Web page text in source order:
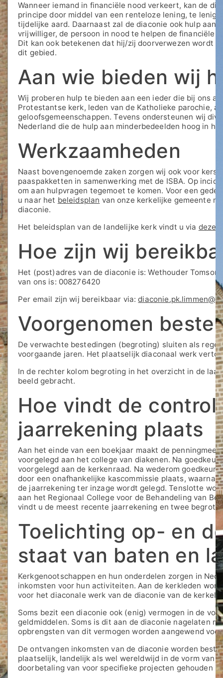
Wanneer iemand in financiële nood verkeert, kan de
principe door middel van een renteloze lening, te
tijdelijke aard. Daarnaast zal de diaconie ook hulp
vrijwilliger, de persoon in nood te helpen de financiële
Dit kan ook betekenen dat hij/zij doorverwezen wordt
dit gebied.
Aan wie bieden wij
Wij proberen hulp te bieden aan een ieder die bij ons
Protestantse kerk, leden van de Katholieke parochie,
geloofsgemeenschappen. Tevens ondersteunen wij
Nederland die de hulp aan minderbedeelden hoog in
Werkzaamheden
Naast bovengenoemde zaken zorgen wij ook voor
paaspakketten in samenwerking met de ISBA. Op
om aan hulpvragen tegemoet te komen. Voor een
u naar het beleidsplan van onze kerkelijke gemeente
diaconie.
Het beleidsplan van de landelijke kerk vindt u via deze
Hoe zijn wij
Het (post)adres van de diaconie is: Wethouder
van ons is: 008276420
Per email zijn wij bereikbaar via:
Voorgenomen
De verwachte bestedingen (begroting) sluiten als
voorgaande jaren. Het plaatselijk diaconaal werk
In de rechter kolom begroting in het overzicht in de
beeld gebracht.
Hoe vindt de
jaarrekening plaats
Aan het einde van een boekjaar maakt de
voorgelegd aan het college van diakenen. Na
voorgelegd aan de kerkenraad. Na wederom
door een onafhankelijke kascommissie plaats, waarna,
de jaarrekening ter inzage wordt gelegd. Tenslotte
aan het Regionaal College voor de Behandeling van
vindt u de meest recente jaarrekening en twee
Toelichting op- en
staat van baten en
Kerkgenootschappen en hun onderdelen zorgen in
inkomsten voor hun activiteiten. Aan de kerkleden
voor het diaconale werk van de diaconie van de
Soms bezit een diaconie ook (enig) vermogen in de
geldmiddelen. Soms is dit aan de diaconie nagelaten
opbrengsten van dit vermogen worden aangewend
De ontvangen inkomsten van de diaconie worden
plaatselijk, landelijk als wel wereldwijd in de vorm van
doorbetaling van voor specifieke projecten gehouden